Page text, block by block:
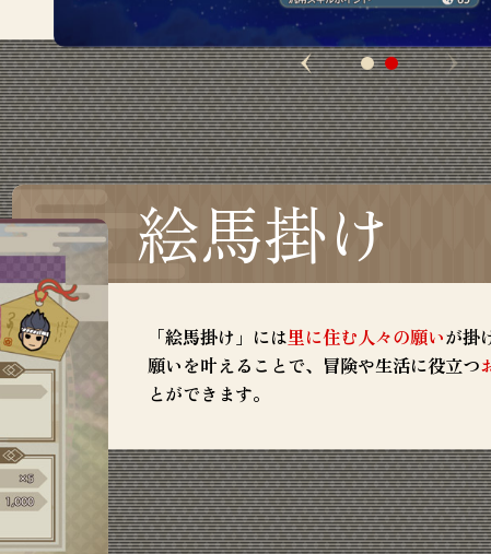
絵馬掛け
「絵馬掛け」には里に住む人々の願いが掛
願いを叶えることで、冒険や生活に役立つ
とができます。